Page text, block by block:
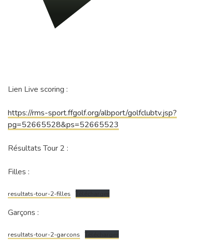
Lien Live scoring :
https://rms-sport.ffgolf.org/albport/golfclubtv.jsp?
pg=52665528&ps=52665523
Résultats Tour 2 :
Filles :
resultats-tour-2-filles Télécharger
Garçons :
resultats-tour-2-garcons Télécharger